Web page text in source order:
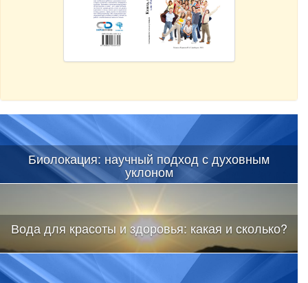
Биолокация: научный подход с духовным
уклоном
Вода для красоты и здоровья: какая и сколько?